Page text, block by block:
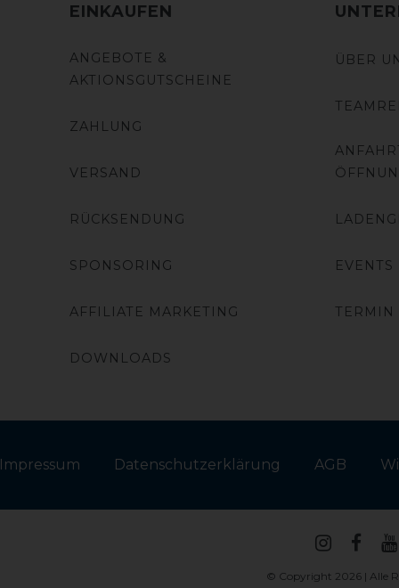
EINKAUFEN
ANGEBOTE &
AKTIONSGUTSCHEINE
ZAHLUNG
VERSAND
RÜCKSENDUNG
SPONSORING
AFFILIATE MARKETING
DOWNLOADS
ÜBER
EVENTS
TERMIN
Impressum Daten­schutz­erklärung AGB
© Copyright 2026 | Alle